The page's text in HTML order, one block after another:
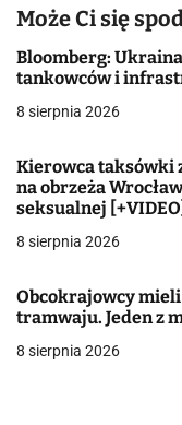
a
c
j
w
p
s
u
Może Ci się
Bloomberg:
tankowców i
8 sierpnia 2026
Kierowca taksówki
na obrzeża
seksualnej
8 sierpnia 2026
Obcokrajowcy
tramwaju. Jeden z
8 sierpnia 2026